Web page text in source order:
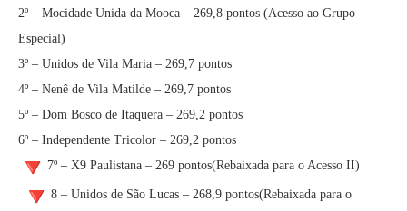
2º – Mocidade Unida da Mooca – 269,8 pontos (Acesso ao Grupo
Especial)
3º – Unidos de Vila Maria – 269,7 pontos
4º – Nenê de Vila Matilde – 269,7 pontos
5º – Dom Bosco de Itaquera – 269,2 pontos
6º – Independente Tricolor – 269,2 pontos
7º – X9 Paulistana – 269 pontos(Rebaixada para o Acesso II)
8 – Unidos de São Lucas – 268,9 pontos(Rebaixada para o